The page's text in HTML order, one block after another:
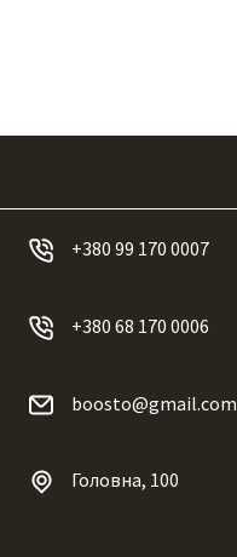
+380 99 170 0007
+380 68 170 0006
boosto@gmail.com
Головна, 100